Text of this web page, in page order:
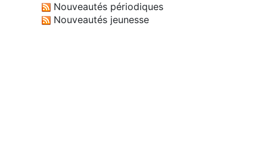
Nouveautés périodiques
Nouveautés jeunesse